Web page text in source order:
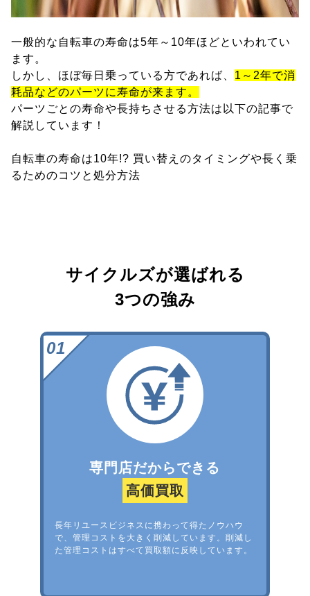
一般的な自転車の寿命は5年～10年ほどといわれてい
ます。
しかし、ほぼ毎日乗っている方であれば、 1～2年で消
耗品などのパーツに寿命が来ます。
パーツごとの寿命や長持ちさせる方法は以下の記事で
解説しています！
自転車の寿命は10年!? 買い替えのタイミングや長く乗
るためのコツと処分方法
サイクルズが選ばれる
3つの強み
専門店だからできる
高価買取
長年リユースビジネスに携わって得たノウハウ
で、管理コストを大きく削減しています。削減し
た管理コストはすべて買取額に反映しています。